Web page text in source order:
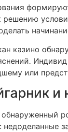
казино
или
и
недоделанные